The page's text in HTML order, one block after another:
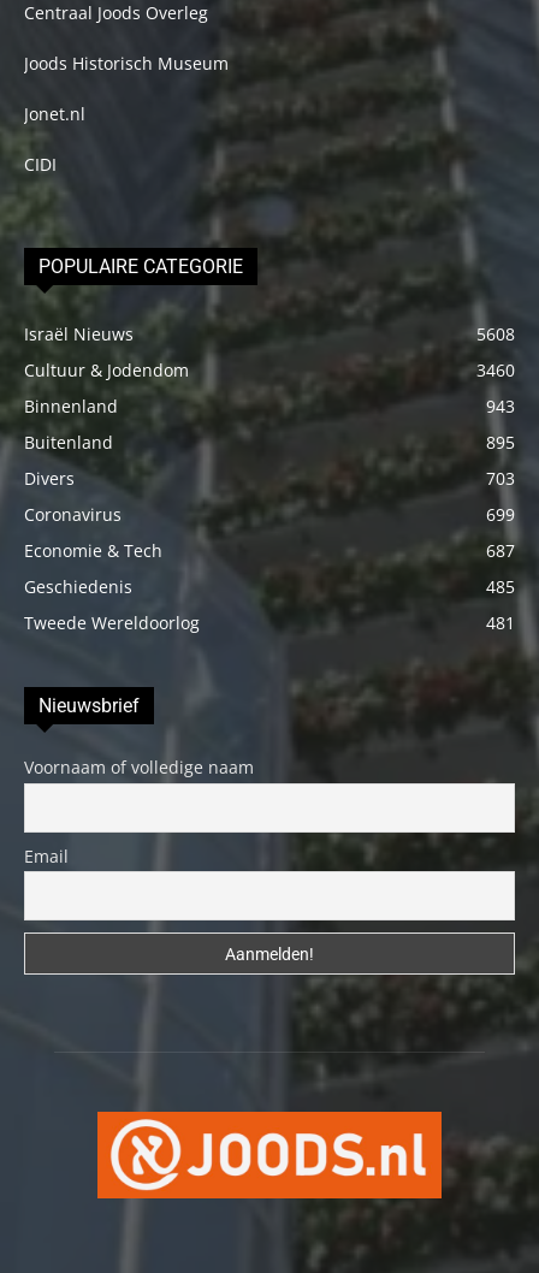
Centraal Joods Overleg
Joods Historisch Museum
Jonet.nl
CIDI
POPULAIRE CATEGORIE
Israël Nieuws
5608
Cultuur & Jodendom
3460
Binnenland
943
Buitenland
895
Divers
703
Coronavirus
699
Economie & Tech
687
Geschiedenis
485
Tweede Wereldoorlog
481
Nieuwsbrief
Voornaam of volledige naam
Email